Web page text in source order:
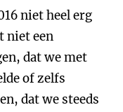
niet heel erg
niet een
dat we met
of zelfs
dat we steeds